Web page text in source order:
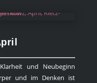
und Neubeginn
und im Denken ist